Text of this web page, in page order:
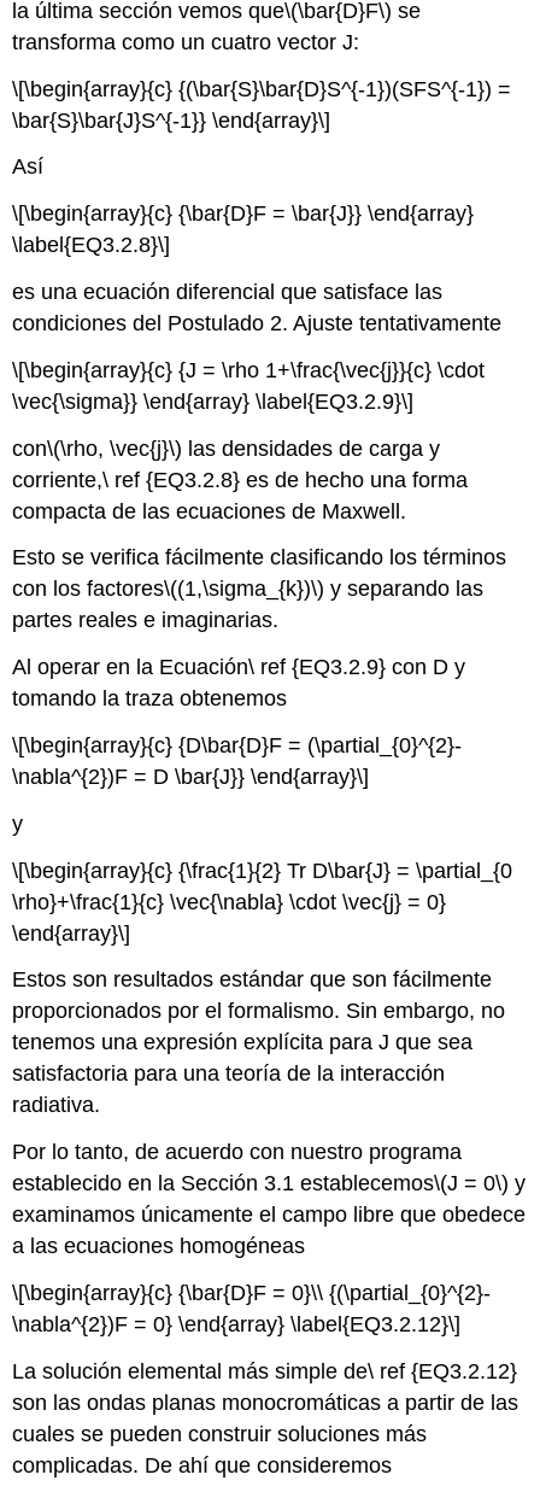
la última sección vemos que\(\bar{D}F\) se
transforma como un cuatro vector J:
\[\begin{array}{c} {(\bar{S}\bar{D}S^{-1})(SFS^{-1}) =
\bar{S}\bar{J}S^{-1}} \end{array}\]
Así
\[\begin{array}{c} {\bar{D}F = \bar{J}} \end{array}
\label{EQ3.2.8}\]
es una ecuación diferencial que satisface las
condiciones del Postulado 2. Ajuste tentativamente
\[\begin{array}{c} {J = \rho 1+\frac{\vec{j}}{c} \cdot
\vec{\sigma}} \end{array} \label{EQ3.2.9}\]
con\(\rho, \vec{j}\) las densidades de carga y
corriente,\ ref {EQ3.2.8} es de hecho una forma
compacta de las ecuaciones de Maxwell.
Esto se verifica fácilmente clasificando los términos
con los factores\((1,\sigma_{k})\) y separando las
partes reales e imaginarias.
Al operar en la Ecuación\ ref {EQ3.2.9} con D y
tomando la traza obtenemos
\[\begin{array}{c} {D\bar{D}F = (\partial_{0}^{2}-
\nabla^{2})F = D \bar{J}} \end{array}\]
y
\[\begin{array}{c} {\frac{1}{2} Tr D\bar{J} = \partial_{0
\rho}+\frac{1}{c} \vec{\nabla} \cdot \vec{j} = 0}
\end{array}\]
Estos son resultados estándar que son fácilmente
proporcionados por el formalismo. Sin embargo, no
tenemos una expresión explícita para J que sea
satisfactoria para una teoría de la interacción
radiativa.
Por lo tanto, de acuerdo con nuestro programa
establecido en la Sección 3.1 establecemos\(J = 0\) y
examinamos únicamente el campo libre que obedece
a las ecuaciones homogéneas
\[\begin{array}{c} {\bar{D}F = 0}\\ {(\partial_{0}^{2}-
\nabla^{2})F = 0} \end{array} \label{EQ3.2.12}\]
La solución elemental más simple de\ ref {EQ3.2.12}
son las ondas planas monocromáticas a partir de las
cuales se pueden construir soluciones más
complicadas. De ahí que consideremos